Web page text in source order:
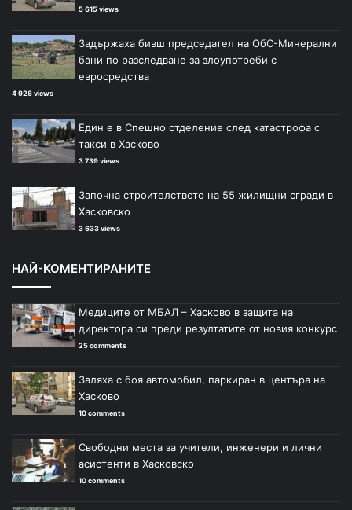
5 615 views
Задържаха бивш председател на ОбС-Минерални
бани по разследване за злоупотреби с
евросредства
4 926 views
Един е в Спешно отделение след катастрофа с
такси в Хасково
3 739 views
Започна строителството на 55 жилищни сгради в
Хасковско
3 633 views
НАЙ-КОМЕНТИРАНИТЕ
Медиците от МБАЛ – Хасково в защита на
директора си преди резултатите от новия конкурс
25 comments
Заляха с боя автомобил, паркиран в центъра на
Хасково
10 comments
Свободни места за учители, инженери и лични
асистенти в Хасковско
10 comments